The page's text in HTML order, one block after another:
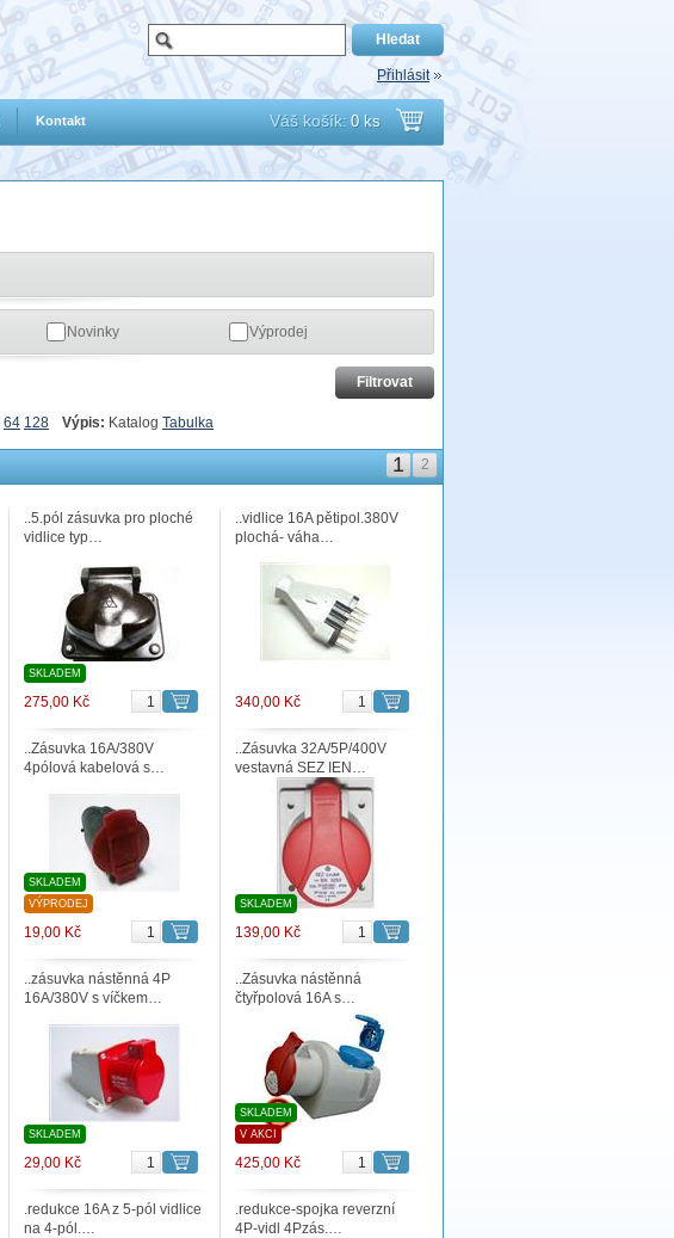
Váš košík: 0 ks
košíku
Přihlásit
Novinky Výprodej
64 128 Výpis: Katalog Tabulka
..5.pól zásuvka pro ploché
vidlice typ…
SKLADEM
275,00 Kč
..vidlice 16A pětipol.380V
plochá- váha…
340,00 Kč
..Zásuvka 16A/380V
4pólová kabelová s…
SKLADEM
VÝPRODEJ
19,00 Kč
..Zásuvka 32A/5P/400V
vestavná SEZ IEN…
SKLADEM
139,00 Kč
..zásuvka nástěnná 4P
16A/380V s víčkem…
SKLADEM
29,00 Kč
..Zásuvka nástěnná
čtyřpolová 16A s…
SKLADEM
V AKCI
425,00 Kč
.redukce 16A z 5-pól vidlice
na 4-pól.…
.redukce-spojka reverzní
4P-vidl 4Pzás.…
1 2
Kontakt